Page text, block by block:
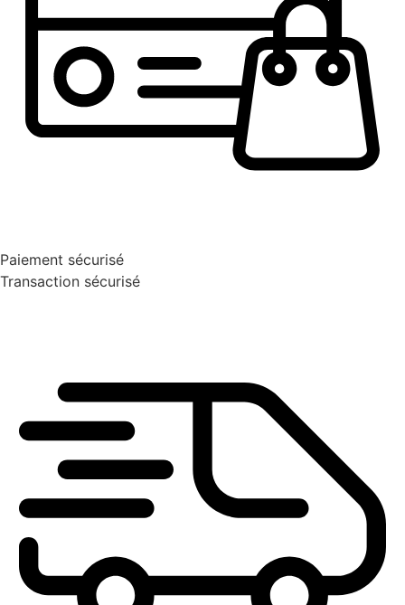
Paiement sécurisé
Transaction sécurisé